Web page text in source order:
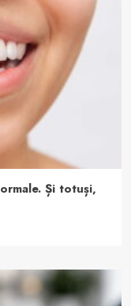
Și totuși,